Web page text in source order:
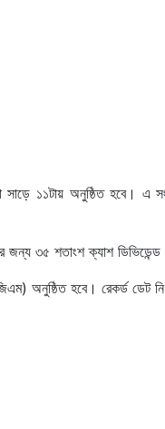
১১টায় অনুষ্ঠিত হবে। এ
জন্য ৩৫ শতাংশ ক্যাশ
অনুষ্ঠিত হবে। রেকর্ড ডেট